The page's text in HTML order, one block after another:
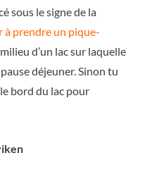
sous le signe de la
à prendre un pique-
d’un lac sur laquelle
déjeuner. Sinon tu
bord du lac pour